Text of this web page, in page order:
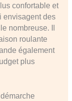
confortable et
envisagent des
nombreuse. Il
roulante
également
plus